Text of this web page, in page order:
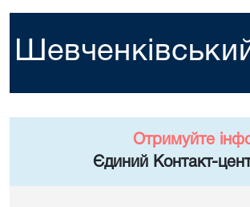
Отримуйте
Єдиний Контакт-